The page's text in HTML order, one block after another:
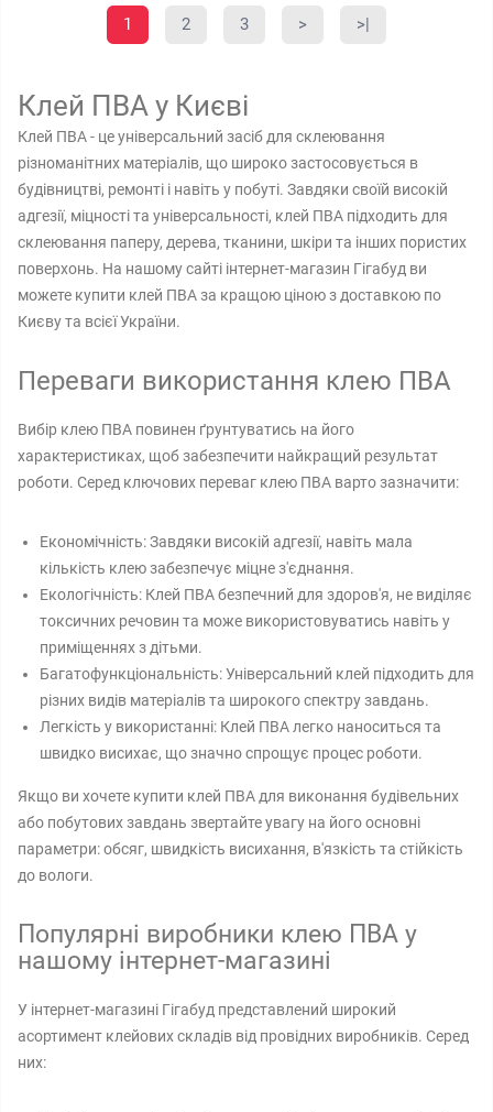
1 2 3 > >|
Клей ПВА у Києві
Клей ПВА - це універсальний засіб для склеювання
різноманітних матеріалів, що широко застосовується в
будівництві, ремонті і навіть у побуті. Завдяки своїй високій
адгезії, міцності та універсальності, клей ПВА підходить для
склеювання паперу, дерева, тканини, шкіри та інших пористих
поверхонь. На нашому сайті інтернет-магазин Гігабуд ви
можете купити клей ПВА за кращою ціною з доставкою по
Києву та всієї України.
Переваги використання клею ПВА
Вибір клею ПВА повинен ґрунтуватись на його
характеристиках, щоб забезпечити найкращий результат
роботи. Серед ключових переваг клею ПВА варто зазначити:
Економічність: Завдяки високій адгезії, навіть мала
кількість клею забезпечує міцне з'єднання.
Екологічність: Клей ПВА безпечний для здоров'я, не виділяє
токсичних речовин та може використовуватись навіть у
приміщеннях з дітьми.
Багатофункціональність: Універсальний клей підходить для
різних видів матеріалів та широкого спектру завдань.
Легкість у використанні: Клей ПВА легко наноситься та
швидко висихає, що значно спрощує процес роботи.
Якщо ви хочете купити клей ПВА для виконання будівельних
або побутових завдань звертайте увагу на його основні
параметри: обсяг, швидкість висихання, в'язкість та стійкість
до вологи.
Популярні виробники клею ПВА у
нашому інтернет-магазині
У інтернет-магазині Гігабуд представлений широкий
асортимент клейових складів від провідних виробників. Серед
них: